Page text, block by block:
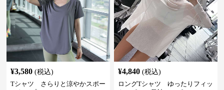
¥3,580 (税込)
Tシャツ さらりと涼やかスポー
¥4,840 (税込)
ロングTシャツ ゆったりフィッ